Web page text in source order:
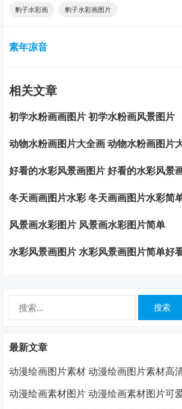
豹子水彩画 豹子水彩画图片
素年凉音
相关文章
初学水粉画画图片 初学水粉画风景图片
动物水粉画图片大全画 动物水粉画图片
好看的水彩风景画图片 好看的水彩风景
冬天画画图片水彩 冬天画画图片水彩简
风景画水彩图片 风景画水彩图片简单
水彩风景画图片 水彩风景画图片简单好
最新文章
动漫绘画图片素材 动漫绘画图片素材高
动漫绘画素材图片 动漫绘画素材图片可